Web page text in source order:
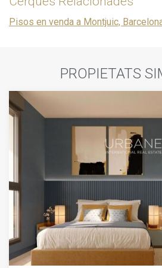
Pisos en venda a Montjuic,
PROPIETATS